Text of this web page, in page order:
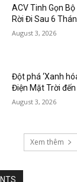
ACV Tinh Gọn
Rời Đi Sau 6
August 3, 2026
Đột phá ‘Xanh
Điện Mặt Trời
August 3, 2026
Xem thêm